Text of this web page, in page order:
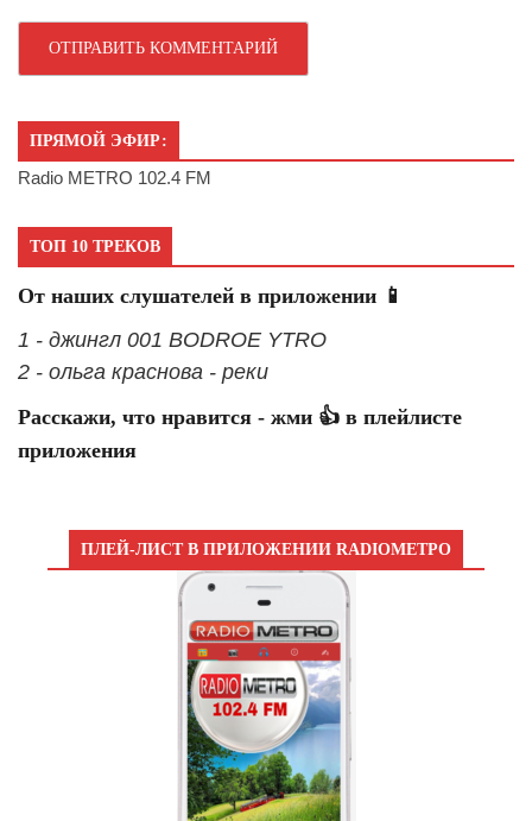
ПРЯМОЙ ЭФИР:
Radio METRO 102.4 FM
ТОП 10 ТРЕКОВ
От наших слушателей в приложении 📱
1 - джингл 001 BODROE YTRO
2 - ольга краснова - реки
Расскажи, что нравится - жми 👍 в плейлисте
приложения
ПЛЕЙ-ЛИСТ В ПРИЛОЖЕНИИ RADIOМЕТРО